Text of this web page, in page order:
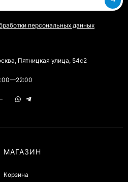
персональных данных
Пятницкая улица, 54с2
МАГАЗИН
Корзина